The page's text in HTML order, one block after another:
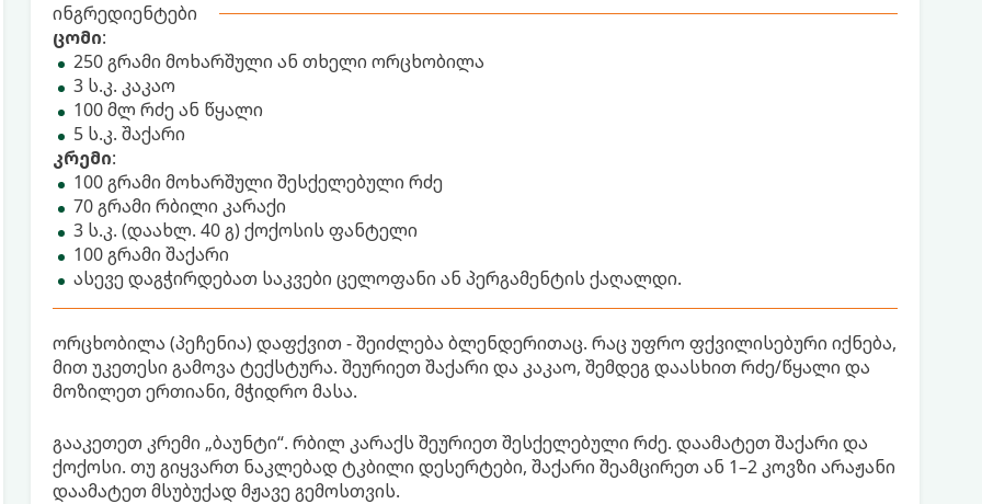
ინგრედიენტები
ცომი:
250 გრამი მოხარშული ან თხელი ორცხობილა
3 ს.კ. კაკაო
100 მლ რძე ან წყალი
5 ს.კ. შაქარი
კრემი:
100 გრამი მოხარშული შესქელებული რძე
70 გრამი რბილი კარაქი
3 ს.კ. (დაახლ. 40 გ) ქოქოსის ფანტელი
100 გრამი შაქარი
ასევე დაგჭირდებათ საკვები ცელოფანი ან პერგამენტის ქაღალდი.
ორცხობილა (პეჩენია) დაფქვით - შეიძლება ბლენდერითაც. რაც უფრო ფქვილისებური იქნება,
მით უკეთესი გამოვა ტექსტურა. შეურიეთ შაქარი და კაკაო, შემდეგ დაასხით რძე/წყალი და
მოზილეთ ერთიანი, მჭიდრო მასა.
გააკეთეთ კრემი „ბაუნტი“. რბილ კარაქს შეურიეთ შესქელებული რძე. დაამატეთ შაქარი და
ქოქოსი. თუ გიყვართ ნაკლებად ტკბილი დესერტები, შაქარი შეამცირეთ ან 1–2 კოვზი არაჟანი
დაამატეთ მსუბუქად მჟავე გემოსთვის.